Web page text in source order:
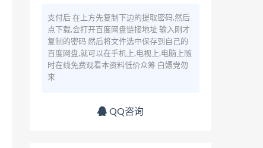
支付后 在上方先复制下边的提取密码,然后
点下载,会打开百度网盘链接地址 输入刚才
复制的密码 然后将文件选中保存到自己的
百度网盘,就可以在手机上,电视上,电脑上随
时在线免费观看本资料低价众筹 白嫖党勿
来
QQ咨询